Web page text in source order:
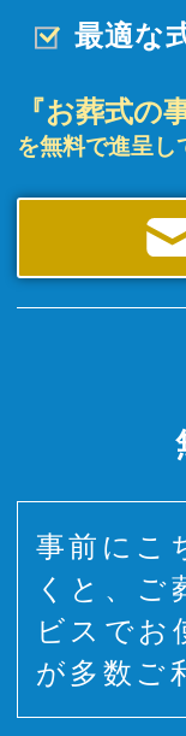
最適な
『お葬式の
を無料で進呈し
事前にこ
くと、ご
ビスでお
が多数ご